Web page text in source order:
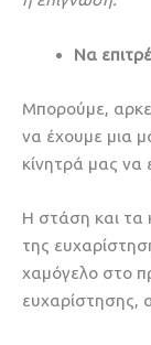
Να
Μπορούμε,
να έχουμε μια
κίνητρά μας να
Η στάση και τα
της
χαμόγελο στο
ευχαρίστησης,